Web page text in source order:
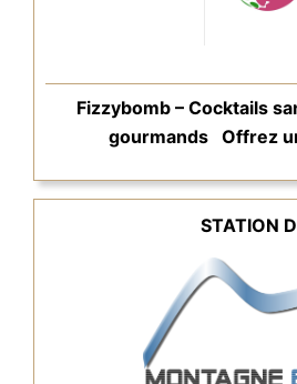
Fizzybomb – Cocktails
gourmands Offrez
STATION